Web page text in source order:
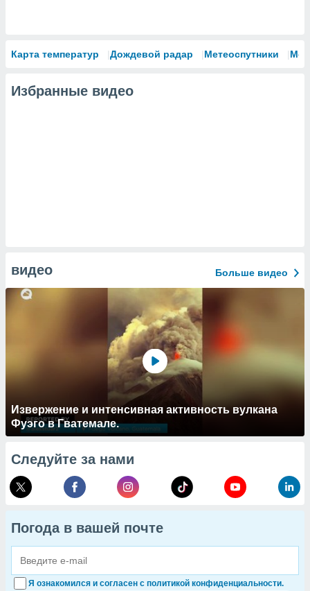
Карта температур Дождевой радар Метеоспутники
Избранные видео
видео Больше видео
Извержение и интенсивная активность вулкана
Фуэго в Гватемале.
Следуйте за нами
Погода в вашей почте
Я ознакомился и согласен с политикой конфиденциальности.